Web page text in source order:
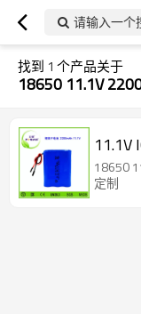
请输入一个
找到 1 个产品关于
18650 11.1V
11.1V
18650
定制